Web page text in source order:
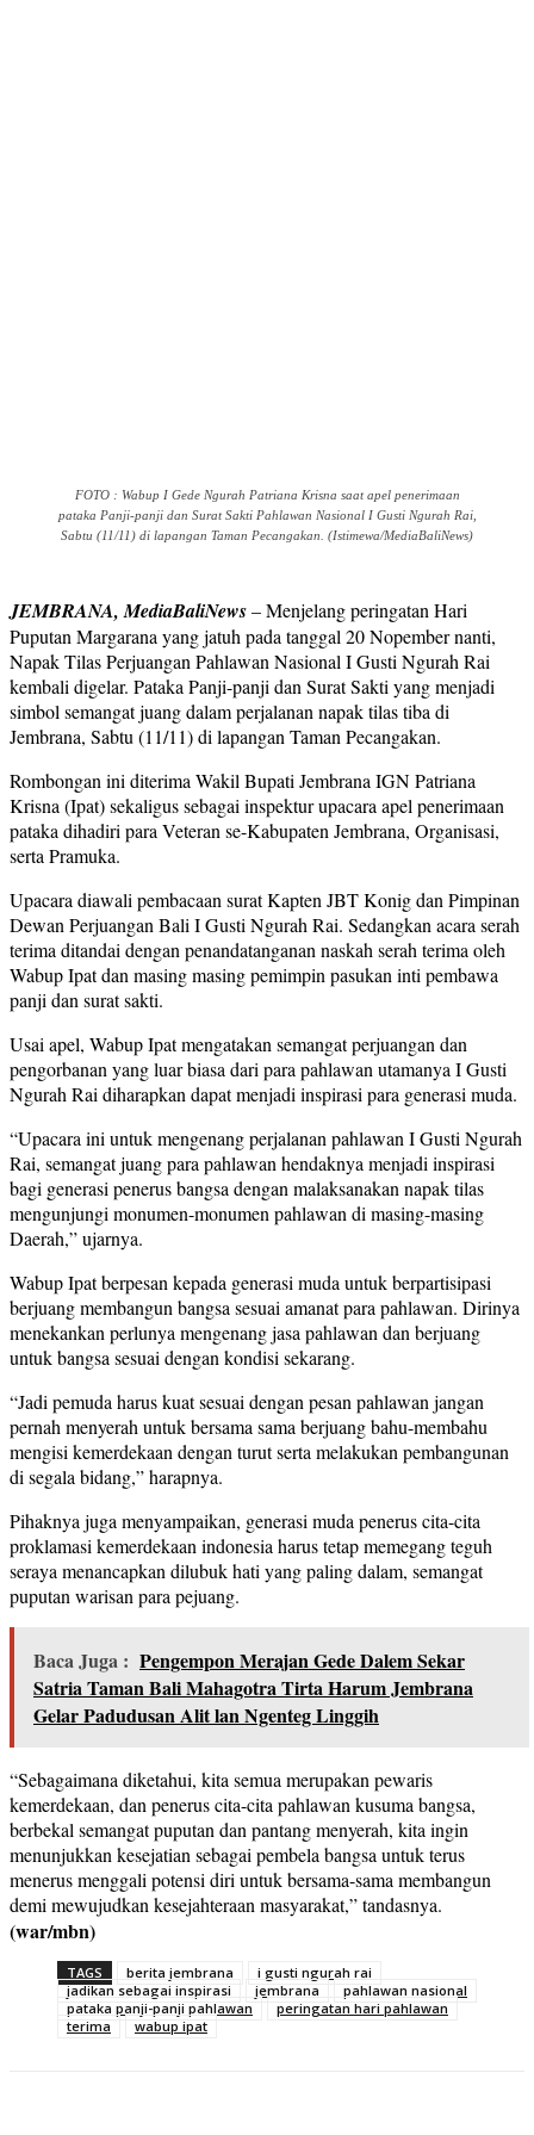
FOTO : Wabup I Gede Ngurah Patriana Krisna saat apel penerimaan
pataka Panji-panji dan Surat Sakti Pahlawan Nasional I Gusti Ngurah Rai,
Sabtu (11/11) di lapangan Taman Pecangakan. (Istimewa/MediaBaliNews)
JEMBRANA, MediaBaliNews– Menjelang peringatan Hari
Puputan Margarana yang jatuh pada tanggal 20 Nopember nanti,
Napak Tilas Perjuangan Pahlawan Nasional I Gusti Ngurah Rai
kembali digelar. Pataka Panji-panji dan Surat Sakti yang menjadi
simbol semangat juang dalam perjalanan napak tilas tiba di
Jembrana, Sabtu (11/11) di lapangan Taman Pecangakan.
Rombongan ini diterima Wakil Bupati Jembrana IGN Patriana
Krisna (Ipat) sekaligus sebagai inspektur upacara apel penerimaan
pataka dihadiri para Veteran se-Kabupaten Jembrana, Organisasi,
serta Pramuka.
Upacara diawali pembacaan surat Kapten JBT Konig dan Pimpinan
Dewan Perjuangan Bali I Gusti Ngurah Rai. Sedangkan acara serah
terima ditandai dengan penandatanganan naskah serah terima oleh
Wabup Ipat dan masing masing pemimpin pasukan inti pembawa
panji dan surat sakti.
Usai apel, Wabup Ipat mengatakan semangat perjuangan dan
pengorbanan yang luar biasa dari para pahlawan utamanya I Gusti
Ngurah Rai diharapkan dapat menjadi inspirasi para generasi muda.
“Upacara ini untuk mengenang perjalanan pahlawan I Gusti Ngurah
Rai, semangat juang para pahlawan hendaknya menjadi inspirasi
bagi generasi penerus bangsa dengan malaksanakan napak tilas
mengunjungi monumen-monumen pahlawan di masing-masing
Daerah,” ujarnya.
Wabup Ipat berpesan kepada generasi muda untuk berpartisipasi
berjuang membangun bangsa sesuai amanat para pahlawan. Dirinya
menekankan perlunya mengenang jasa pahlawan dan berjuang
untuk bangsa sesuai dengan kondisi sekarang.
“Jadi pemuda harus kuat sesuai dengan pesan pahlawan jangan
pernah menyerah untuk bersama sama berjuang bahu-membahu
mengisi kemerdekaan dengan turut serta melakukan pembangunan
di segala bidang,” harapnya.
Pihaknya juga menyampaikan, generasi muda penerus cita-cita
proklamasi kemerdekaan indonesia harus tetap memegang teguh
seraya menancapkan dilubuk hati yang paling dalam, semangat
puputan warisan para pejuang.
Baca Juga : Pengempon Merajan Gede Dalem Sekar
Satria Taman Bali Mahagotra Tirta Harum Jembrana
Gelar Padudusan Alit lan Ngenteg Linggih
“Sebagaimana diketahui, kita semua merupakan pewaris
kemerdekaan, dan penerus cita-cita pahlawan kusuma bangsa,
berbekal semangat puputan dan pantang menyerah, kita ingin
menunjukkan kesejatian sebagai pembela bangsa untuk terus
menerus menggali potensi diri untuk bersama-sama membangun
demi mewujudkan kesejahteraan masyarakat,” tandasnya.
(war/mbn)
TAGS berita jembrana
i gusti ngurah rai
jadikan sebagai inspirasi
jembrana
pahlawan nasional
pataka panji-panji pahlawan
peringatan hari pahlawan
terima
wabup ipat